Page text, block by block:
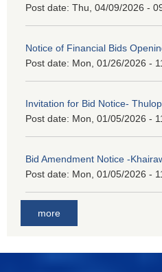
Post date: Thu, 04/09/2026 -
Notice of Financial Bids
Post date: Mon, 01/26/2026 -
Invitation for Bid Notice-
Post date: Mon, 01/05/2026 -
Bid Amendment Notice -
Post date: Mon, 01/05/2026 -
more